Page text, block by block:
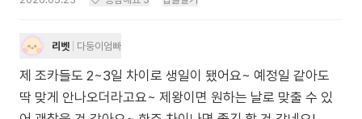
리벳 다둥이엄빠
제 조카들도 2~3일 차이로 생일이 됐어요~ 예정일 같아도
딱 맞게 안나오더라고요~ 제왕이면 원하는 날로 맞출 수 있